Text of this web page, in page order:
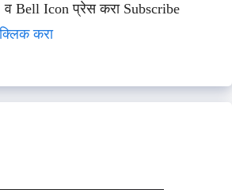
व Bell Icon प्रेस करा Subscribe
करा